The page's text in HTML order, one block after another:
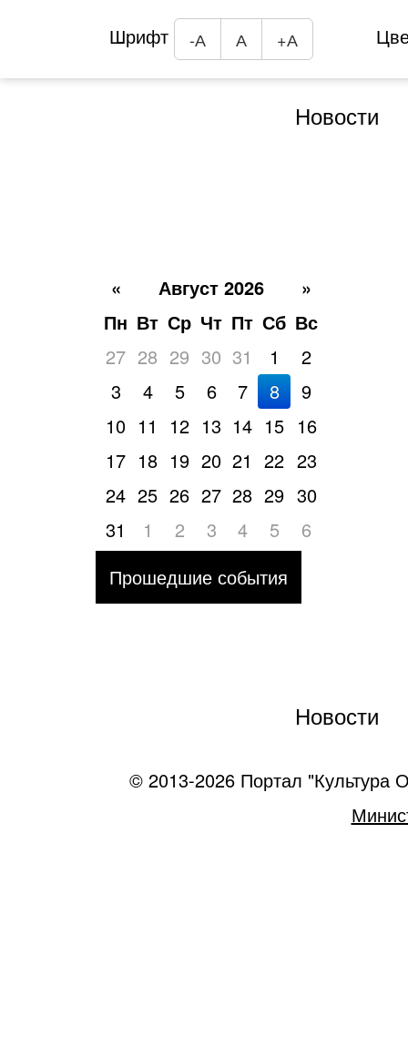
Шрифт -А А +А
Новости
« Август 2026
»
Пн Вт Ср Чт Пт Сб Вс
27 28 29 30 31 1
2
3
4 5 6 7 8
9
10 11 12 13 14 15 16
17 18 19 20 21 22 23
24 25 26 27 28 29 30
31
1 2 3 4 5
6
Прошедшие события
Новости
© 2013-2026 Портал "Культура